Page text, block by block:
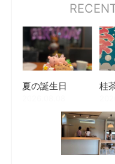
夏の誕生日 桂